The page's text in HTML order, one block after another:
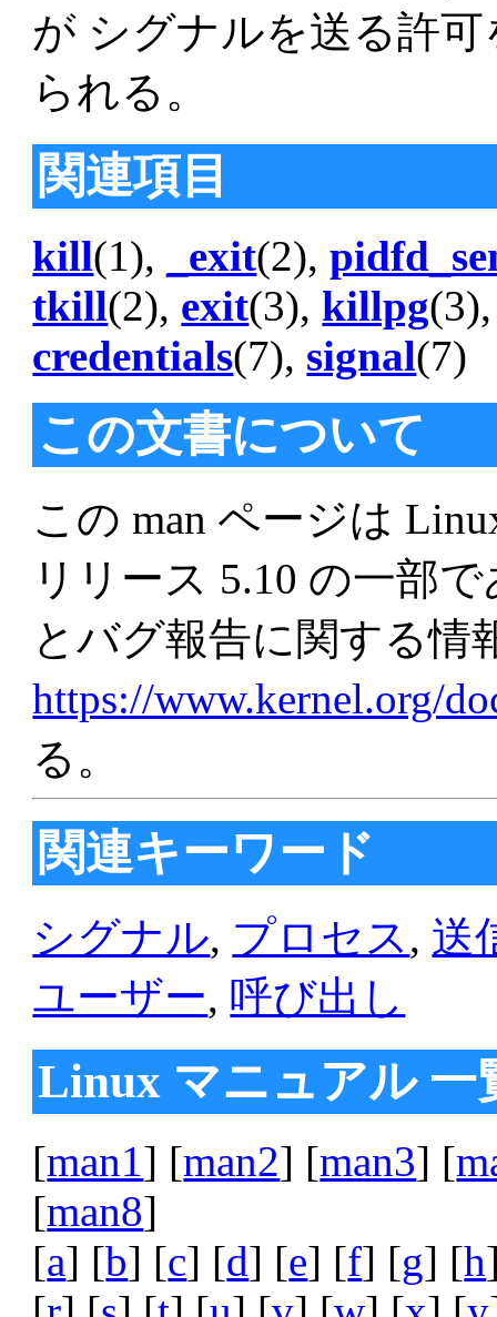
が シグナルを送る許
られる。
関連項目
kill(1), _exit(2),
tkill(2), exit(3), killpg
credentials(7), signal(7)
この文書について
この man ページは
リリース 5.10 の一部
とバグ報告に関する情
https://www.kernel.org/
る。
関連キーワード
シグナル, プロセス, 送
ユーザー, 呼び出し
Linux マニュアル 一
[man1] [man2] [man3] [
[man8]
[a] [b] [c] [d] [e] [f] [g] [h